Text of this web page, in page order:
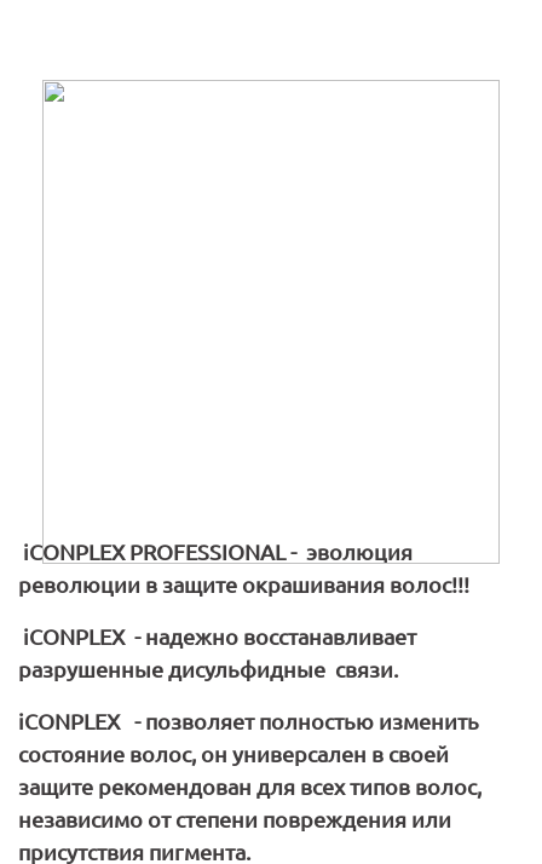
iCONPLEX PROFESSIONAL - эволюция
революции в защите окрашивания волос!!!
iCONPLEX- надежно восстанавливает
разрушенные дисульфидные связи.
iCONPLEX- позволяет полностью изменить
состояние волос, он универсален в своей
защите рекомендован для всех типов волос,
независимо от степени повреждения или
присутствия пигмента.